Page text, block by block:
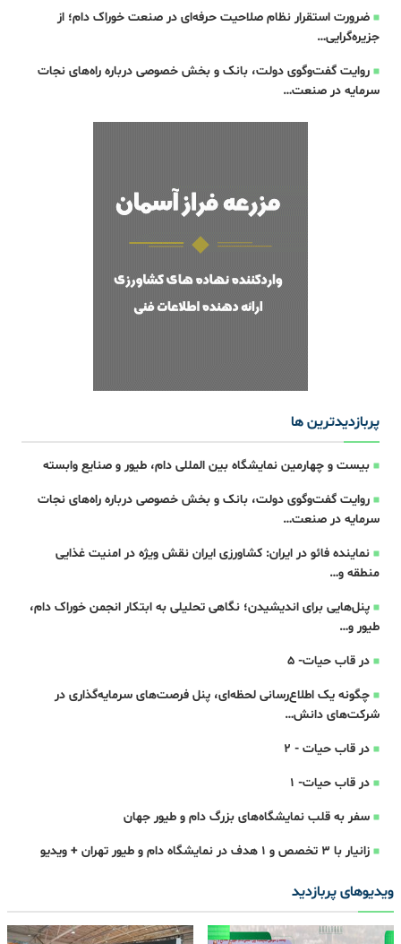
ضرورت استقرار نظام صلاحیت حرفه‌ای در صنعت خوراک دام؛ از
جزیره‌گرایی…
روایت گفت‌وگوی دولت، بانک و بخش خصوصی درباره راه‌های نجات
سرمایه در صنعت…
پربازدیدترین ها
بیست و چهارمین نمایشگاه بین المللی دام، طیور و صنایع وابسته
روایت گفت‌وگوی دولت، بانک و بخش خصوصی درباره راه‌های نجات
سرمایه در صنعت…
نماینده فائو در ایران: کشاورزی ایران نقش ویژه‌ در امنیت غذایی
منطقه و…
پنل‌هایی برای اندیشیدن؛ نگاهی تحلیلی به ابتکار انجمن خوراک دام،
طیور و…
در قاب حیات- 5
چگونه یک اطلاع‌رسانی لحظه‌ای، پنل فرصت‌های سرمایه‌گذاری در
شرکت‌های دانش…
در قاب حیات - 2
در قاب حیات- 1
سفر به قلب نمایشگاه‌های بزرگ دام و طیور جهان
زانیار با 3 تخصص و 1 هدف در نمایشگاه دام و طیور تهران + ویدیو
ویدیوهای پربازدید